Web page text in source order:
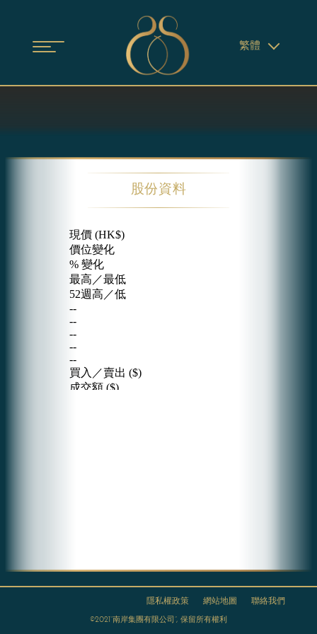
繁體
股份資料
隱私權政策 網站地圖 聯絡我們
©2021“南岸集團有限公司”, 保留所有權利